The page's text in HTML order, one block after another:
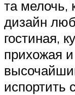
та мелочь,
дизайн
гостиная,
прихожая
испортить